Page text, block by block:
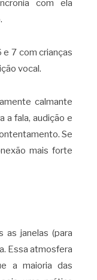
com ela
e 7 com crianças
vocal.
calmante
a fala, audição e
Se
mais forte
as janelas (para
Essa atmosfera
a maioria das